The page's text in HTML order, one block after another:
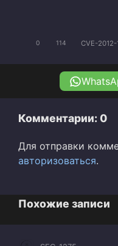
0 114 CVE-
Комментарии: 0
Для отправки
авторизоваться.
Похожие записи